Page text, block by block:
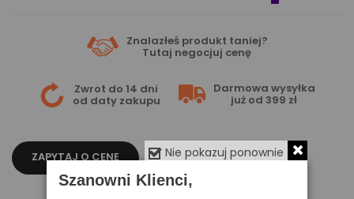
Znalazłeś produkt taniej?
Tutaj negocjuj cenę
Zwrot do 14 dni
od daty zakupu
Darmowa wysyłka
już od 399 zł
ZAPYTAJ O CENĘ Nie pokazuj ponownie
Szanowni Klienci,